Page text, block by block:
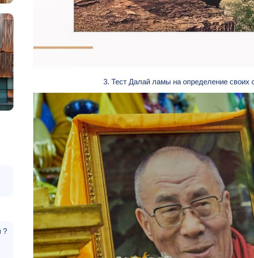
?
3. Тест Далай ламы на определение